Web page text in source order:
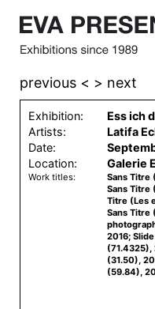
previous < > next
Exhibition:
Ess ich
Artists:
Latifa
Date:
Location:
Galerie
Work titles:
Sans Titre
Sans Titre
Titre (Les
Sans Titre
2016;
(71.4325),
(31.50),
(59.84),